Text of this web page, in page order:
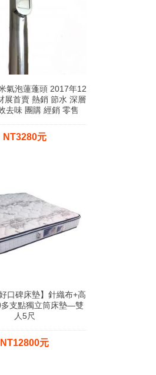
氣泡蓮蓬頭 2017年12
展首賣 熱銷 節水 深層
去味 團購 經銷 零售
NT3280元
口碑床墊】針織布+高
支點獨立筒床墊—雙
人5尺
NT12800元